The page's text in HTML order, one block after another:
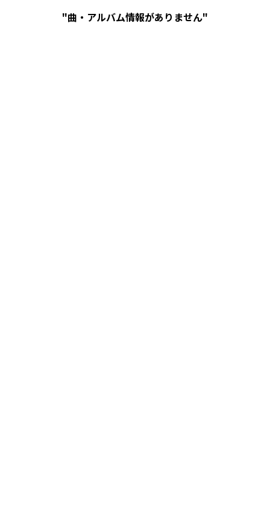
"曲・アルバム情報がありません"